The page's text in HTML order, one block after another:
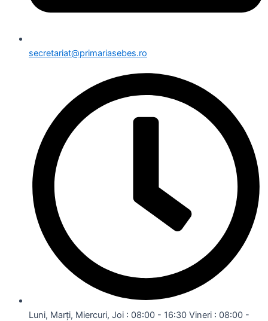
secretariat@primariasebes.ro
Luni, Marți, Miercuri, Joi : 08:00 - 16:30 Vineri : 08:00 -